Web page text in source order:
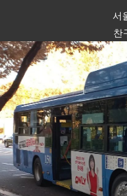
서
찬